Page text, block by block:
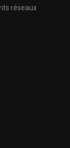
réseaux